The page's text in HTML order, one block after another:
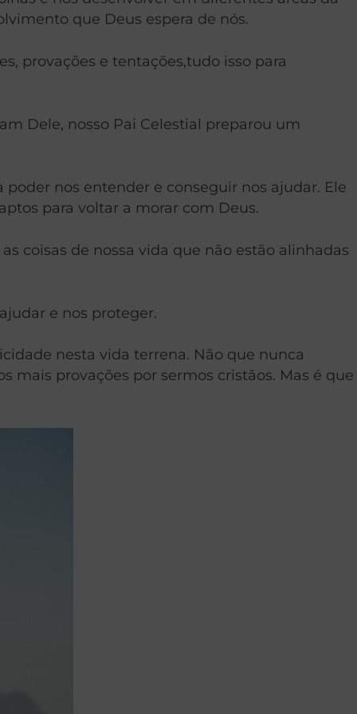
que Deus espera de nós.
provações e tentações,tudo isso para
Dele, nosso Pai Celestial preparou um
nos entender e conseguir nos ajudar. Ele
para voltar a morar com Deus.
coisas de nossa vida que não estão alinhadas
e nos proteger.
nesta vida terrena. Não que nunca
mais provações por sermos cristãos. Mas é que